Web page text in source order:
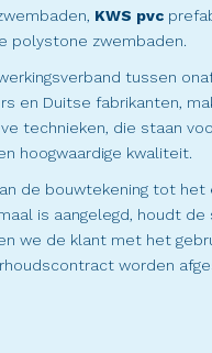
KWS pvc
polystone zwembaden.
tussen
en Duitse fabrikanten,
technieken, die staan
hoogwaardige kwaliteit.
de bouwtekening tot het
is aangelegd, houdt
we de klant met het
worden